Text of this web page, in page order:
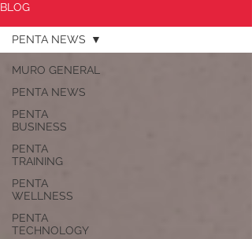
BLOG
MURO GENERAL
PENTA NEWS
PENTA
BUSINESS
PENTA
TRAINING
PENTA
WELLNESS
PENTA
TECHNOLOGY
PENTA NEWS